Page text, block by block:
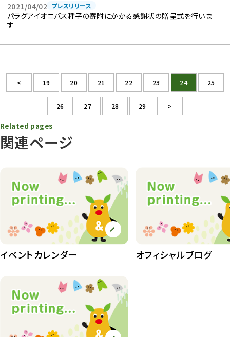
2021/04/02 プレスリリース
パラグアイオニバス種子の寄附にかかる感謝状の贈呈式を行いま
す
< 19 20 21 22 23 24 25
26 27 28 29 >
関連ページ
Related pages
イベントカレンダー オフィシャルブログ